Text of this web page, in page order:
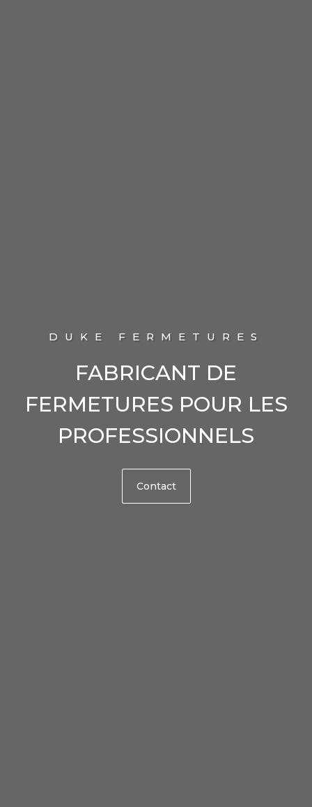
DUKE FERMETURES
FABRICANT DE
FERMETURES POUR LES
PROFESSIONNELS
Contact